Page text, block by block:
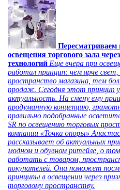
Пересматриваем
освещения торгового зала
технологий Еще вчера при
работал принцип: чем ярче свет,
пространство магазина, тем
продаж. Сегодня этот принцип
актуальность. На смену ему
продуманную концепцию,
правильно подобранные
SR по освещению торговых
компании «Точка опоры»
рассказывает об актуальных
модном и обувном ритейле, о
работать с товаром,
покупателей. Она поможет
принципы в освещении через
торговому пространству.